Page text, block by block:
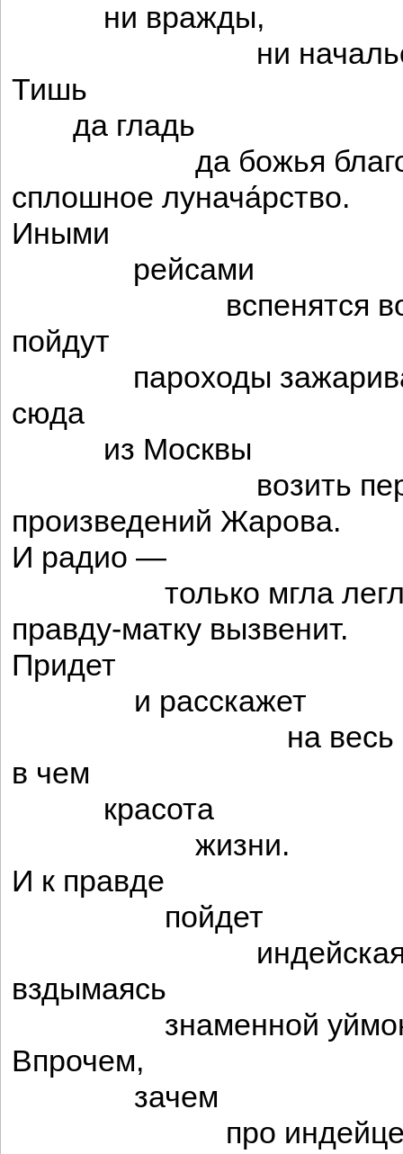
ни вражды,
ни
Тишь
да гладь
да божья
сплошное лунача́рство.
Иными
рейсами
вспенятся
пойдут
пароходы
сюда
из Москвы
возить
произведений Жарова.
И радио —
только мгла
правду-матку вызвенит.
Придет
и расскажет
на весь
в чем
красота
жизни.
И к правде
пойдет
индейская
вздымаясь
знаменной
Впрочем,
зачем
про индейцев